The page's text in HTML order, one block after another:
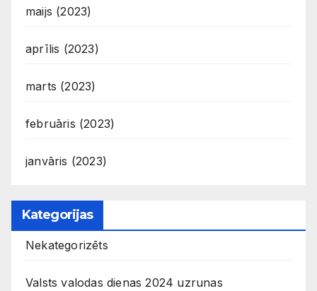
maijs (2023)
aprīlis (2023)
marts (2023)
februāris (2023)
janvāris (2023)
Kategorijas
Nekategorizēts
Valsts valodas dienas 2024 uzrunas